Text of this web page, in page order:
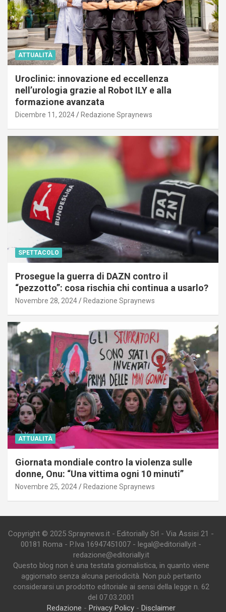
ATTUALITÀ
Uroclinic: innovazione ed eccellenza
nell’urologia grazie al Robot ILY e alla
formazione avanzata
Dicembre 11, 2024 Redazione Spraynews
SPETTACOLO
Prosegue la guerra di DAZN contro il
“pezzotto”: cosa rischia chi continua a usarlo?
Novembre 28, 2024 Redazione Spraynews
ATTUALITÀ
Giornata mondiale contro la violenza sulle
donne, Onu: “Una vittima ogni 10 minuti”
Novembre 25, 2024 Redazione Spraynews
Copyright © 2025 Spraynews.it - Editorially Srl - Via Assisi 21 -
00181 Roma - P.Iva 16947451007 - legal@editorially.it -
redazione@editorially.it
Questo blog non è una testata giornalistica, in quanto viene
aggiornato senza alcuna periodicità. Non può pertanto
considerarsi un prodotto editoriale ai sensi della legge n. 62
del 07.03.2001
Redazione - Privacy Policy- Disclaimer